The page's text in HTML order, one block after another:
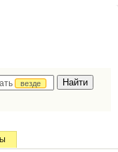
везде